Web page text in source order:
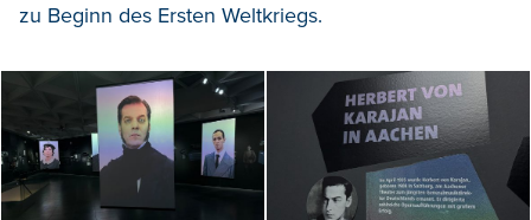
zu Beginn des Ersten Weltkriegs.